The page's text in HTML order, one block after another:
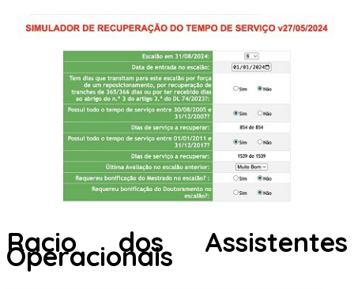
Racio dos Assistentes
Operacionais